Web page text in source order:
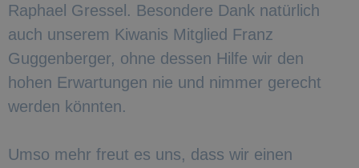
Raphael Gressel. Besondere Dank natürlich
auch unserem Kiwanis Mitglied Franz
Guggenberger, ohne dessen Hilfe wir den
hohen Erwartungen nie und nimmer gerecht
werden könnten.
Umso mehr freut es uns, dass wir einen